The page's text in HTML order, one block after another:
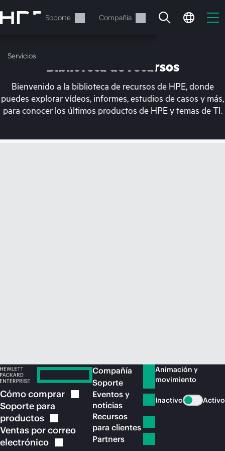
al
contenido
Servicios Soporte Compañía
Servicios
En estos momentos, tu
Biblioteca de recursos
Bienvenido a la biblioteca de recursos de HPE, donde
puedes explorar vídeos, informes, estudios de casos y más,
para conocer los últimos productos de HPE y temas de TI.
Cómocomprar
Soporte para
productos
Ventas por correo
electrónico
Compañía
Soporte
Eventos y
noticias
Recursos
para clientes
Partners
Animación y
movimiento
Inactivo Activo